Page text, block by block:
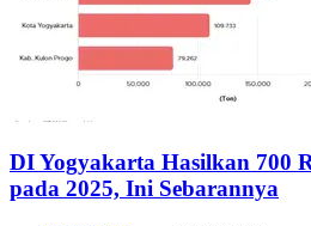
DI Yogyakarta Hasilkan 700
pada 2025, Ini Sebarannya